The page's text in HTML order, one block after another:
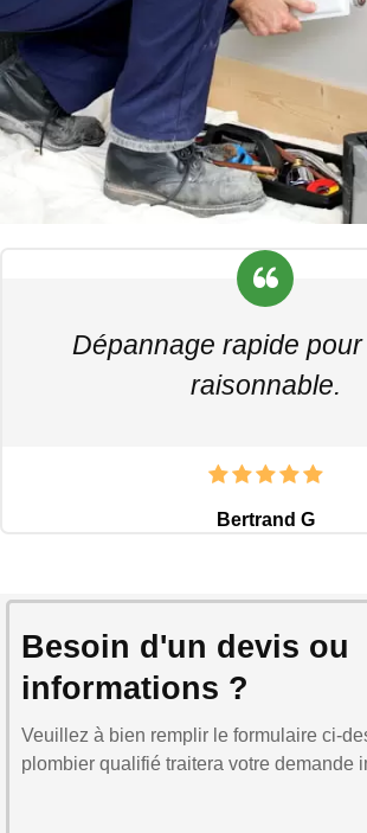
Dépannage rapide
raisonnable.
Bertrand G
Besoin d'un devis ou
informations ?
Veuillez à bien remplir le formulaire ci-
plombier qualifié traitera votre demande